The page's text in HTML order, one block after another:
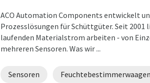
ACO Automation Components entwickelt
Prozesslösungen für Schüttgüter. Seit
laufenden Materialstrom arbeiten - von
mehreren Sensoren. Was wir ...
Sensoren Feuchtebestimmerwaagen